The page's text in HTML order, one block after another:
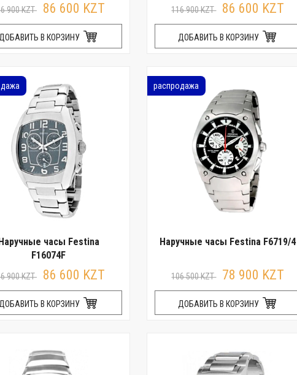
900 KZT 86 600 KZT
В КОРЗИНУ
116 900 KZT 86 600 KZT
ДОБАВИТЬ В КОРЗИНУ
часы Festina
F16074F
900 KZT 86 600 KZT
В КОРЗИНУ
распродажа
Наручные часы Festina F6719/4
106 500 KZT 78 900 KZT
ДОБАВИТЬ В КОРЗИНУ